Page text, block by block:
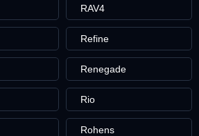
RAV4
Refine
Renegade
Rio
Rohens